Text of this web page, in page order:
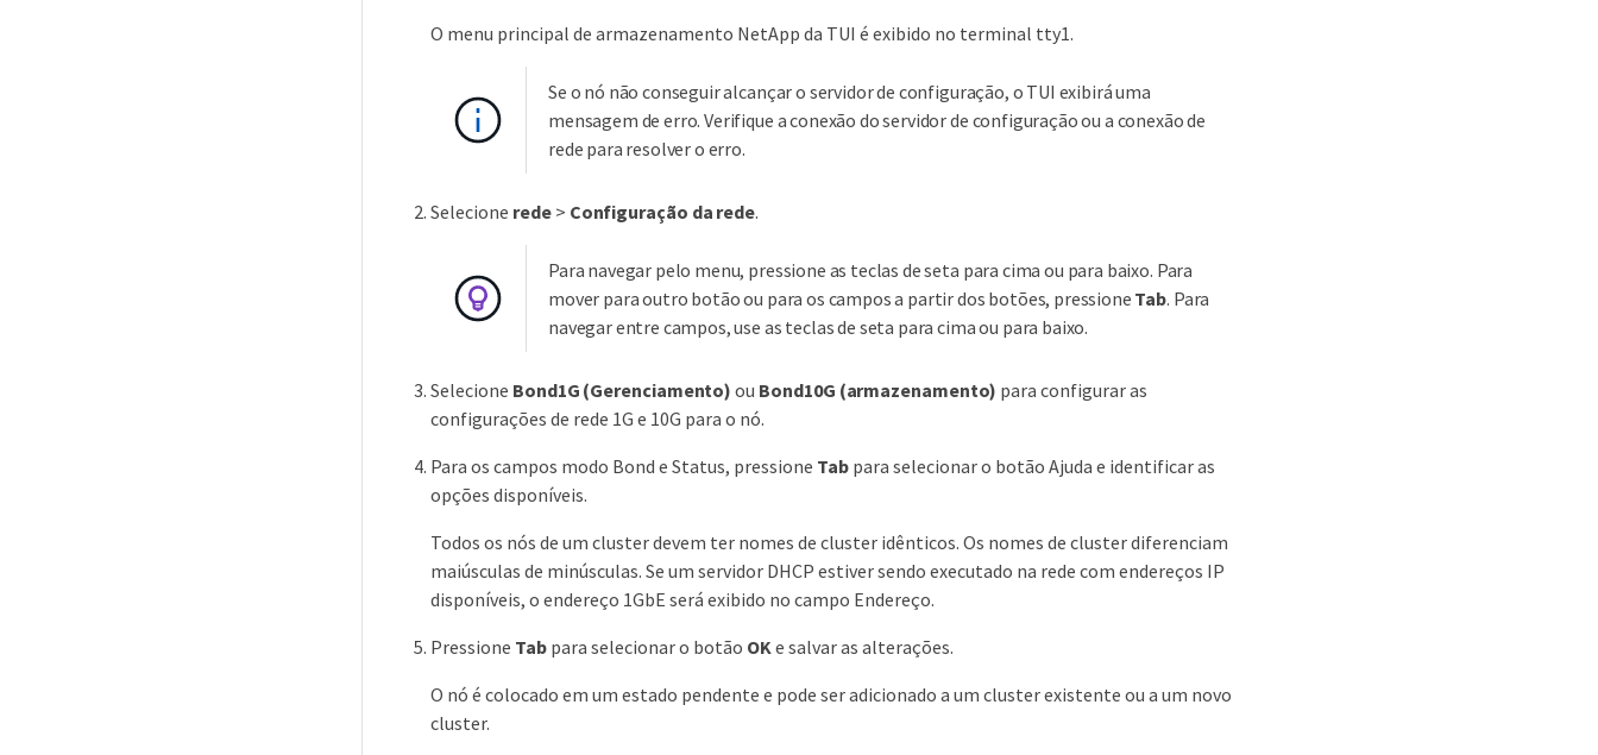
O menu principal de armazenamento NetApp da TUI é exibido no terminal tty1.
Se o nó não conseguir alcançar o servidor de configuração, o TUI exibirá uma
mensagem de erro. Verifique a conexão do servidor de configuração ou a conexão de
rede para resolver o erro.
Selecione rede> Configuração da rede.
Para navegar pelo menu, pressione as teclas de seta para cima ou para baixo. Para
mover para outro botão ou para os campos a partir dos botões, pressione Tab. Para
navegar entre campos, use as teclas de seta para cima ou para baixo.
Selecione Bond1G (Gerenciamento) ou Bond10G (armazenamento) para configurar as
configurações de rede 1G e 10G para o nó.
Para os campos modo Bond e Status, pressione Tabpara selecionar o botão Ajuda e identificar as
opções disponíveis.
Todos os nós de um cluster devem ter nomes de cluster idênticos. Os nomes de cluster diferenciam
maiúsculas de minúsculas. Se um servidor DHCP estiver sendo executado na rede com endereços IP
disponíveis, o endereço 1GbE será exibido no campo Endereço.
Pressione Tabpara selecionar o botão OKe salvar as alterações.
O nó é colocado em um estado pendente e pode ser adicionado a um cluster existente ou a um novo
cluster.